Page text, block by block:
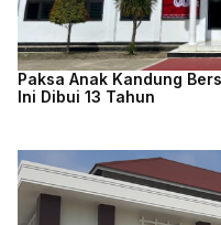
Paksa Anak Kandung
Ini Dibui 13 Tahun